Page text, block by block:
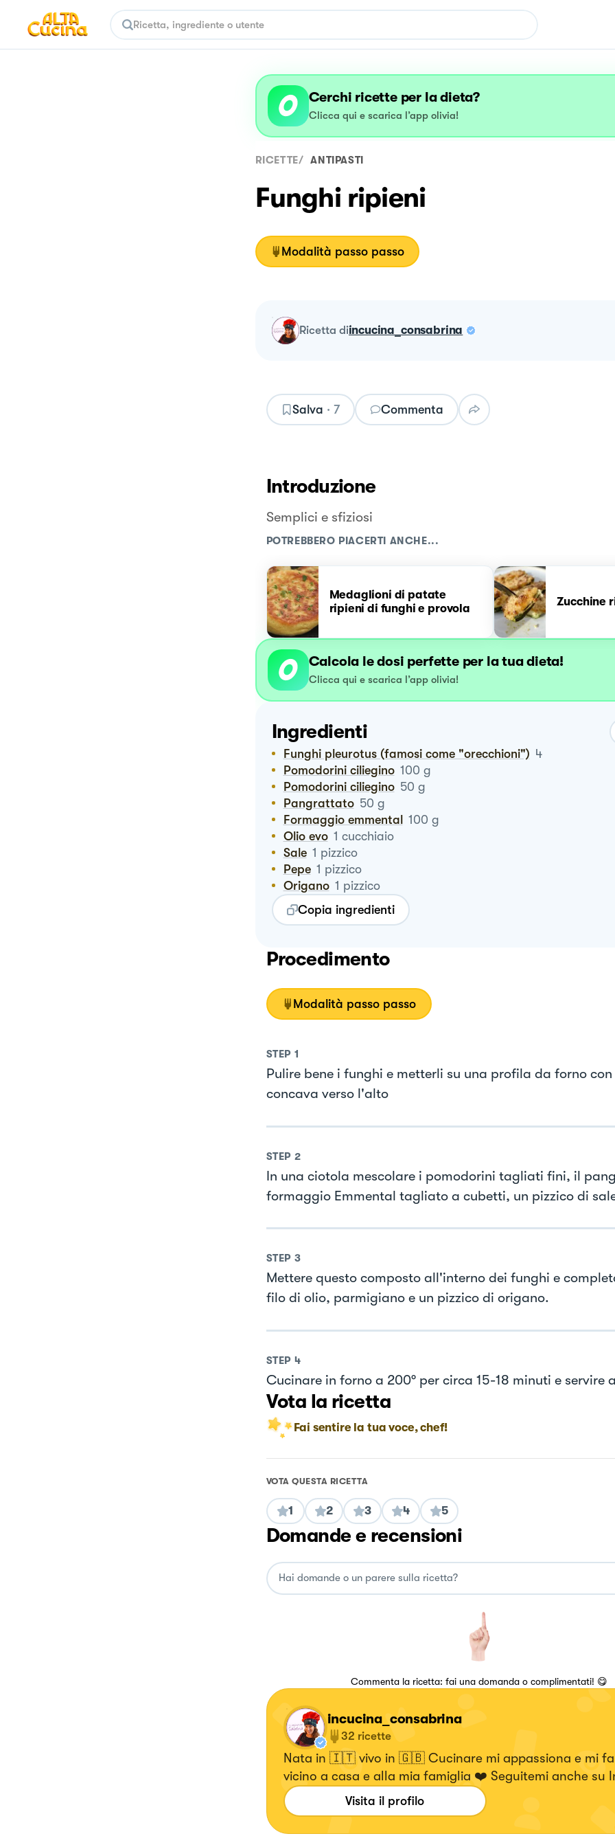
Cerchi ricette per la dieta?
Clicca qui e scarica l’app olivia!
RICETTE/ ANTIPASTI
Funghi ripieni
Modalità passo passo
ricetta diincucina_consabrina
Salva · 7 Commenta
Introduzione
Semplici e sfiziosi
POTREBBERO PIACERTI ANCHE...
Medaglioni di patate
ripieni di funghi e provola
Zucchine
Calcola le dosi perfette per la tua dieta!
Clicca qui e scarica l’app olivia!
Ingredienti
Funghi pleurotus (famosi come "orecchioni") 4
Pomodorini ciliegino 100 g
Pomodorini ciliegino 50 g
Pangrattato 50 g
Formaggio emmental
100 g
Olio evo 1 cucchiaio
Sale 1 pizzico
Pepe 1 pizzico
Origano 1 pizzico
Copia ingredienti
Procedimento
Modalità passo passo
STEP 1
Pulire bene i funghi e metterli su una profila da forno
concava verso l'alto
STEP 2
In una ciotola mescolare i pomodorini tagliati fini, il
formaggio Emmental tagliato a cubetti, un pizzico di
STEP 3
Mettere questo composto all'interno dei funghi e
filo di olio, parmigiano e un pizzico di origano.
STEP 4
Cucinare in forno a 200° per circa 15-18 minuti e servire
Vota la ricetta
Fai sentire la tua voce, chef!
VOTA QUESTA RICETTA
1 2 3 4 5
Domande e recensioni
Commenta la ricetta: fai una domanda o complimentati! 😋
incucina_consabrina
32 ricette
Nata in 🇮🇹 vivo in 🇬🇧 Cucinare mi appassiona e mi fa
vicino a casa e alla mia famiglia ❤️ Seguitemi anche su
per saperne di piu'Visita il profilo